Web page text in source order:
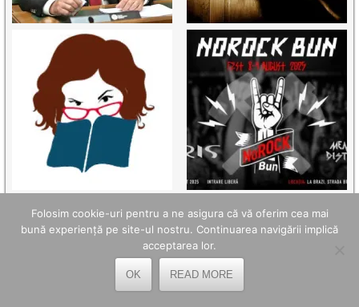
Folosim cookie-uri pentru a ne asigura că vă oferim cea mai
bună experiență pe site-ul nostru. Continuarea navigării implică
acceptarea lor.
OK READ MORE